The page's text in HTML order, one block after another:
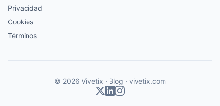
Privacidad
Cookies
Términos
© 2026 Vivetix · Blog · vivetix.com